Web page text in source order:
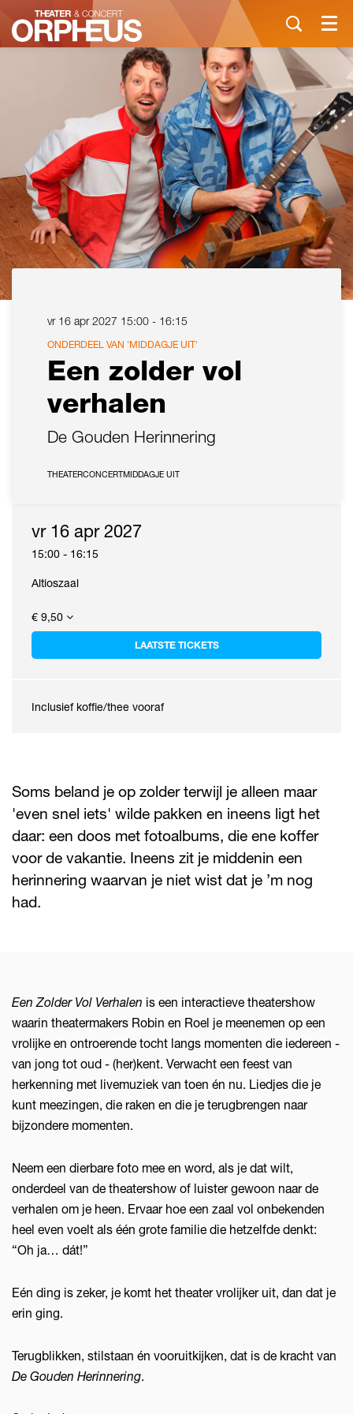
Menu
Een zolder vol
verhalen
De Gouden Herinnering
ONDERDEEL VAN 'MIDDAGJE UIT'
vr 16 apr 2027 15:00 - 16:15
THEATERCONCERTMIDDAGJE UIT
vr 16 apr 2027
15:00 - 16:15
Altioszaal
€ 9,50
LAATSTE TICKETS
Inclusief koffie/thee vooraf
Soms beland je op zolder terwijl je alleen maar
'even snel iets' wilde pakken en ineens ligt het
daar: een doos met fotoalbums, die ene koffer
voor de vakantie. Ineens zit je middenin een
herinnering waarvan je niet wist dat je ’m nog
had.
Een Zolder Vol Verhalen is een interactieve theatershow
waarin theatermakers Robin en Roel je meenemen op een
vrolijke en ontroerende tocht langs momenten die iedereen -
van jong tot oud - (her)kent. Verwacht een feest van
herkenning met livemuziek van toen én nu. Liedjes die je
kunt meezingen, die raken en die je terugbrengen naar
bijzondere momenten.
Neem een dierbare foto mee en word, als je dat wilt,
onderdeel van de theatershow of luister gewoon naar de
verhalen om je heen. Ervaar hoe een zaal vol onbekenden
heel even voelt als één grote familie die hetzelfde denkt:
“Oh ja… dát!”
Eén ding is zeker, je komt het theater vrolijker uit, dan dat je
erin ging.
Terugblikken, stilstaan én vooruitkijken, dat is de kracht van
De Gouden Herinnering.